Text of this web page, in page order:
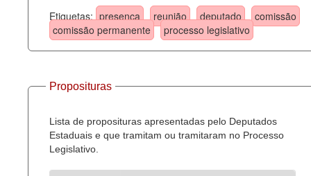
Etiquetas: presença reunião deputado
comissão
comissão permanente
processo legislativo
Proposituras
Lista de proposituras apresentadas pelo Deputados
Estaduais e que tramitam ou tramitaram no Processo
Legislativo.